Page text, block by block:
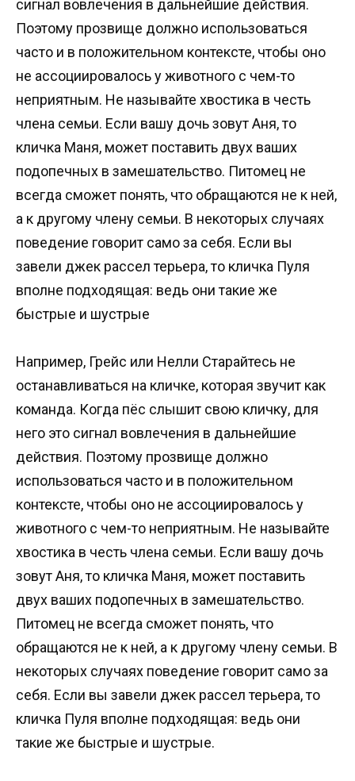
сигнал вовлечения в дальнейшие действия.
Поэтому прозвище должно использоваться
часто и в положительном контексте, чтобы оно
не ассоциировалось у животного с чем-то
неприятным. Не называйте хвостика в честь
члена семьи. Если вашу дочь зовут Аня, то
кличка Маня, может поставить двух ваших
подопечных в замешательство. Питомец не
всегда сможет понять, что обращаются не к ней,
а к другому члену семьи. В некоторых случаях
поведение говорит само за себя. Если вы
завели джек рассел терьера, то кличка Пуля
вполне подходящая: ведь они такие же
быстрые и шустрые
Например, Грейс или Нелли Старайтесь не
останавливаться на кличке, которая звучит как
команда. Когда пёс слышит свою кличку, для
него это сигнал вовлечения в дальнейшие
действия. Поэтому прозвище должно
использоваться часто и в положительном
контексте, чтобы оно не ассоциировалось у
животного с чем-то неприятным. Не называйте
хвостика в честь члена семьи. Если вашу дочь
зовут Аня, то кличка Маня, может поставить
двух ваших подопечных в замешательство.
Питомец не всегда сможет понять, что
обращаются не к ней, а к другому члену семьи. В
некоторых случаях поведение говорит само за
себя. Если вы завели джек рассел терьера, то
кличка Пуля вполне подходящая: ведь они
такие же быстрые и шустрые.